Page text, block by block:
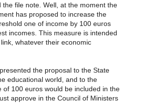
file note. Well, at the moment the
has proposed to increase the
one of income by 100 euros
incomes. This measure is intended
whatever their economic
the proposal to the State
educational world, and to the
100 euros would be included in the
approve in the Council of Ministers